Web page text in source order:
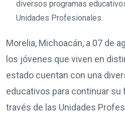
diversos programas
Unidades Profesionales.
Morelia, Michoacán, a 07 de
los jóvenes que viven en
estado cuentan con una
educativos para continuar su
través de las Unidades